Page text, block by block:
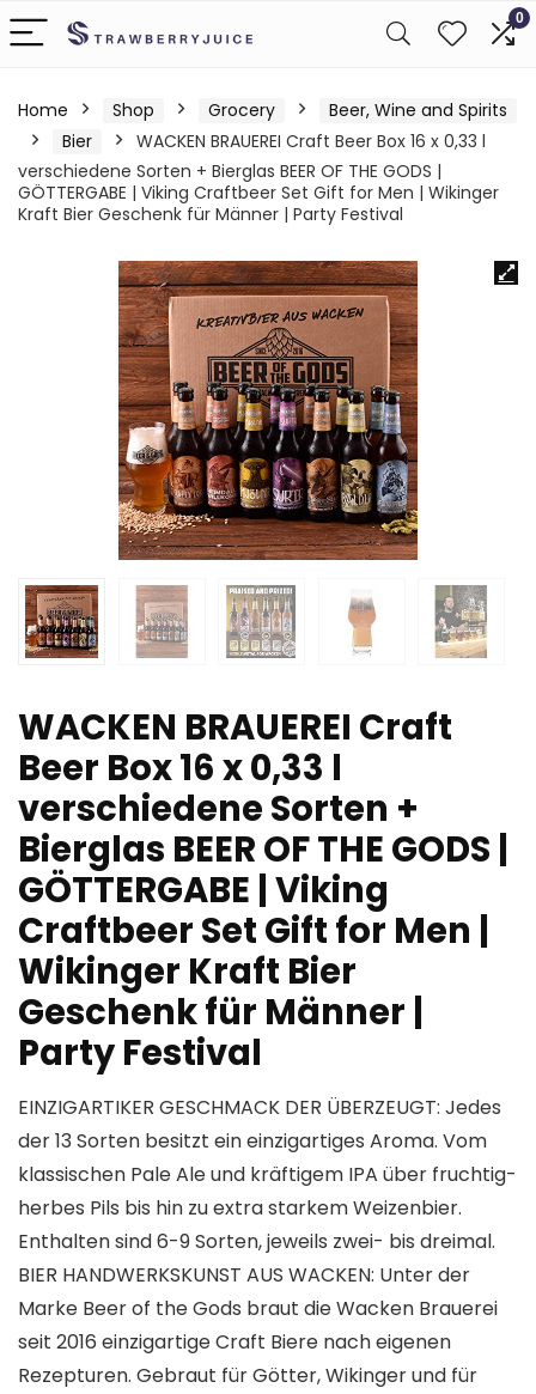
0
Home Shop Grocery
Beer, Wine and Spirits
Bier
WACKEN BRAUEREI Craft Beer Box 16 x 0,33 l
verschiedene Sorten + Bierglas BEER OF THE GODS |
GÖTTERGABE | Viking Craftbeer Set Gift for Men | Wikinger
Kraft Bier Geschenk für Männer | Party Festival
WACKEN BRAUEREI Craft
Beer Box 16 x 0,33 l
verschiedene Sorten +
Bierglas BEER OF THE GODS |
GÖTTERGABE | Viking
Craftbeer Set Gift for Men |
Wikinger Kraft Bier
Geschenk für Männer |
Party Festival
EINZIGARTIKER GESCHMACK DER ÜBERZEUGT: Jedes
der 13 Sorten besitzt ein einzigartiges Aroma. Vom
klassischen Pale Ale und kräftigem IPA über fruchtig-
herbes Pils bis hin zu extra starkem Weizenbier.
Enthalten sind 6-9 Sorten, jeweils zwei- bis dreimal.
BIER HANDWERKSKUNST AUS WACKEN: Unter der
Marke Beer of the Gods braut die Wacken Brauerei
seit 2016 einzigartige Craft Biere nach eigenen
Rezepturen. Gebraut für Götter, Wikinger und für